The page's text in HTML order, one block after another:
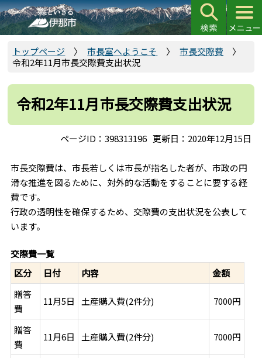
こ
の
ペ
で
トップページ 市長室へようこそ
市長交際費
令和2年11月市長交際費支出状況
令和2年11月市長交際費支出状況
ページID：398313196 更新日：2020年12月15日
市長交際費は、市長若しくは市長が指名した者が、市政の円
滑な推進を図るために、対外的な活動をすることに要する経
費です。
行政の透明性を確保するため、交際費の支出状況を公表して
います。
交際費一覧
区分
日付 内容
金額
贈答
費
11月5日 土産購入費(2件分) 7000円
贈答
費
11月6日 土産購入費(2件分) 7000円